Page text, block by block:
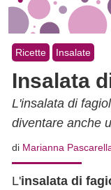
Ricette Insalate
Insalata
L'insalata di
diventare anche
di Marianna
L'insalata di